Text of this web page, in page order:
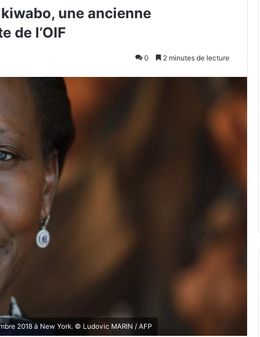
une ancienne
de l’OIF
0 2 minutes de lecture
2018 à New York. © Ludovic MARIN / AFP